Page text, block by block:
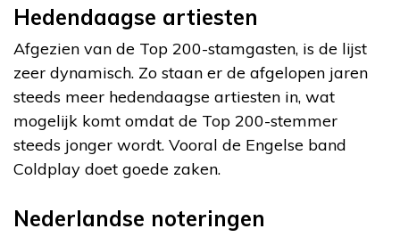
Hedendaagse artiesten
Afgezien van de Top 200-stamgasten, is de lijst
zeer dynamisch. Zo staan er de afgelopen jaren
steeds meer hedendaagse artiesten in, wat
mogelijk komt omdat de Top 200-stemmer
steeds jonger wordt. Vooral de Engelse band
Coldplay doet goede zaken.
Nederlandse noteringen